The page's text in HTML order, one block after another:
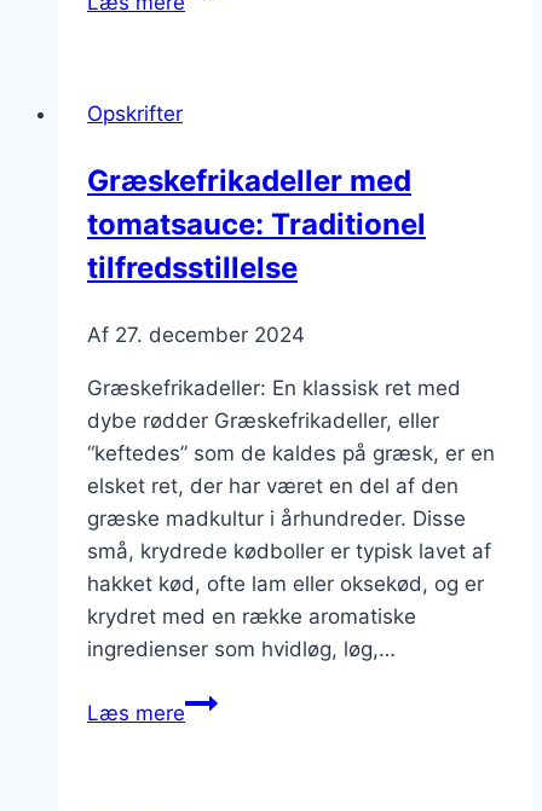
Opskrifter
Græskefrikadeller med
tomatsauce: Traditionel
tilfredsstillelse
Af 27. december 2024
Græskefrikadeller: En klassisk ret med
dybe rødder Græskefrikadeller, eller
“keftedes” som de kaldes på græsk, er en
elsket ret, der har været en del af den
græske madkultur i århundreder. Disse
små, krydrede kødboller er typisk lavet af
hakket kød, ofte lam eller oksekød, og er
krydret med en række aromatiske
ingredienser som hvidløg, løg,…
Læs mereGræskefrikadeller